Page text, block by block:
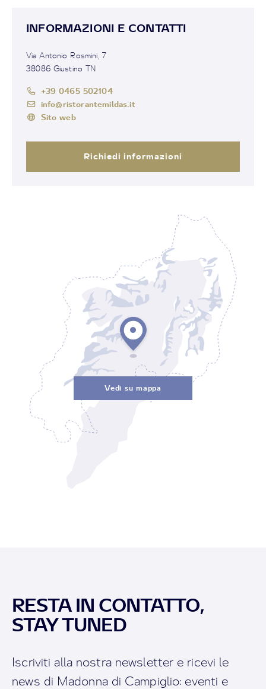
INFORMAZIONI E CONTATTI
Via Antonio Rosmini, 7
38086 Giustino TN
+39 0465 502104
info@ristorantemildas.it
Sito web
Richiedi informazioni
Vedi su mappa
RESTA IN CONTATTO,
STAY TUNED
Iscriviti alla nostra newsletter e ricevi le
news di Madonna di Campiglio: eventi e